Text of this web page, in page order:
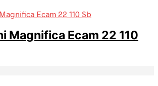
Magnifica Ecam 22 110